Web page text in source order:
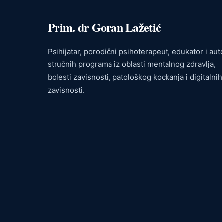
Prim. dr Goran Lažetić
Psihijatar, porodični psihoterapeut, edukator i
stručnih programa iz oblasti mentalnog zdravlja,
bolesti zavisnosti, patološkog kockanja i digitalnih
zavisnosti.